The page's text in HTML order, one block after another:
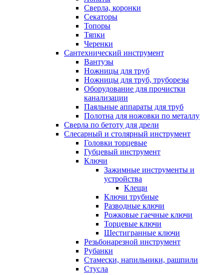
Сверла, коронки
Секаторы
Топоры
Тяпки
Черенки
Сантехнический инструмент
Вантузы
Ножницы для труб
Ножницы для труб, труборезы
Оборудование для прочистки
канализации
Паяльные аппараты для труб
Полотна для ножовки по металлу
Сверла по бетоту для дрели
Слесарный и столярный инструмент
Головки торцевые
Губцевый инструмент
Ключи
Зажимные инструменты и
устройства
Клещи
Ключи трубные
Разводные ключи
Рожковые гаечные ключи
Торцевые ключи
Шестигранные ключи
Резьбонарезной инструмент
Рубанки
Стамески, напильники, рашпили
Стусла